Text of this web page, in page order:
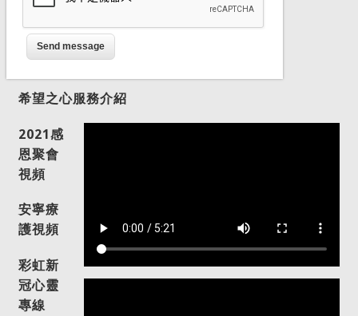
希望之心服務介紹
2021感
恩聚會
視頻
安寧療
護視頻
彩虹新
冠心靈
專線